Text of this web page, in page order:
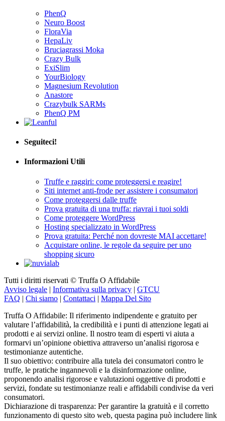
PhenQ
Neuro Boost
FloraVia
HepaLiv
Bruciagrassi Moka
Crazy Bulk
ExiSlim
YourBiology
Magnesium Revolution
Anastore
Crazybulk SARMs
PhenQ PM
Seguiteci!
Informazioni Utili
Truffe e raggiri: come proteggersi e reagire!
Siti internet anti-frode per assistere i consumatori
Come proteggersi dalle truffe
Prova gratuita di una truffa: riavrai i tuoi soldi
Come proteggere WordPress
Hosting specializzato in WordPress
Prova gratuita: Perché non dovreste MAI accettare!
Acquistare online, le regole da seguire per uno
shopping sicuro
Tutti i diritti riservati © Truffa O Affidabile
Avviso legale | Informativa sulla privacy | GTCU
FAQ | Chi siamo | Contattaci | Mappa Del Sito
Truffa O Affidabile: Il riferimento indipendente e gratuito per
valutare l’affidabilità, la credibilità e i punti di attenzione legati ai
prodotti e ai servizi online. Il nostro team di esperti vi aiuta a
formarvi un’opinione obiettiva attraverso un’analisi rigorosa e
testimonianze autentiche.
Il suo obiettivo: contribuire alla tutela dei consumatori contro le
truffe, le pratiche ingannevoli e la disinformazione online,
proponendo analisi rigorose e valutazioni oggettive di prodotti e
servizi, fondate su testimonianze reali e affidabili condivise da veri
consumatori.
Dichiarazione di trasparenza: Per garantire la gratuità e il corretto
funzionamento di questo sito web, questa pagina può includere link